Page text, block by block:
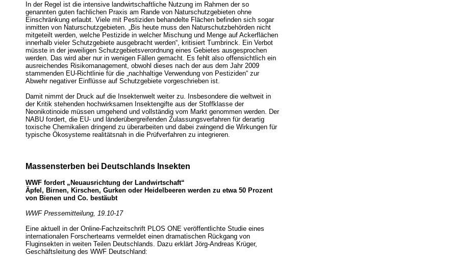
In der Regel ist die intensive landwirtschaftliche Nutzung im Rahmen der so
genannten guten fachlichen Praxis am Rande von Naturschutzgebieten ohne
Einschränkung erlaubt. Viele mit Pestiziden behandelte Flächen befinden sich sogar
inmitten von Naturschutzgebieten. „Bis heute muss den Naturschutzbehörden nicht
mitgeteilt werden, welche Pestizide in welcher Mischung und Menge auf Ackerflächen
innerhalb vieler Schutzgebiete ausgebracht werden“, kritisiert Tumbrinck. Ein Verbot
müsste in der jeweiligen Schutzgebietsverordnung eines Gebietes ausgesprochen
werden. Das wird aber nur in wenigen Fällen gemacht. Es fehlt also offensichtlich ein
ausreichendes Risikomanagement, obwohl dieses nach der aus dem Jahr 2009
stammenden EU-Richtlinie für die „nachhaltige Verwendung von Pestiziden“ zur
Abwehr negativer Einflüsse auf Schutzgebiete vorgeschrieben ist.
Damit nimmt der Druck auf die Insektenwelt weiter zu. Insbesondere die weltweit in
der Kritik stehenden hochwirksamen Insektengifte aus der Stoffklasse der
Neonikotinoide müssen umgehend und vollständig vom Markt genommen werden. Der
NABU fordert, die EU- und länderübergreifenden Zulassungsverfahren für derartig
toxische Chemikalien dringend zu überarbeiten und dabei zwingend die Wirkungen für
typische Ökosysteme realitätsnah in die Prüfverfahren zu integrieren.
Massensterben bei Deutschlands Insekten
WWF fordert „Neuausrichtung der Landwirtschaft“
Äpfel, Birnen, Kirschen, Gurken oder Heidelbeeren werden zu etwa 50 Prozent
von Bienen und Co. bestäubt
WWF Pressemitteilung, 19.10-17
Eine aktuell in der Online-Fachzeitschrift PLOS ONE veröffentlichte Studie eines
internationalen Forscherteams vermeldet einen dramatischen Rückgang von
Fluginsekten in weiten Teilen Deutschlands. Dazu erklärt Jörg-Andreas Krüger,
Geschäftsleitung des WWF Deutschland: